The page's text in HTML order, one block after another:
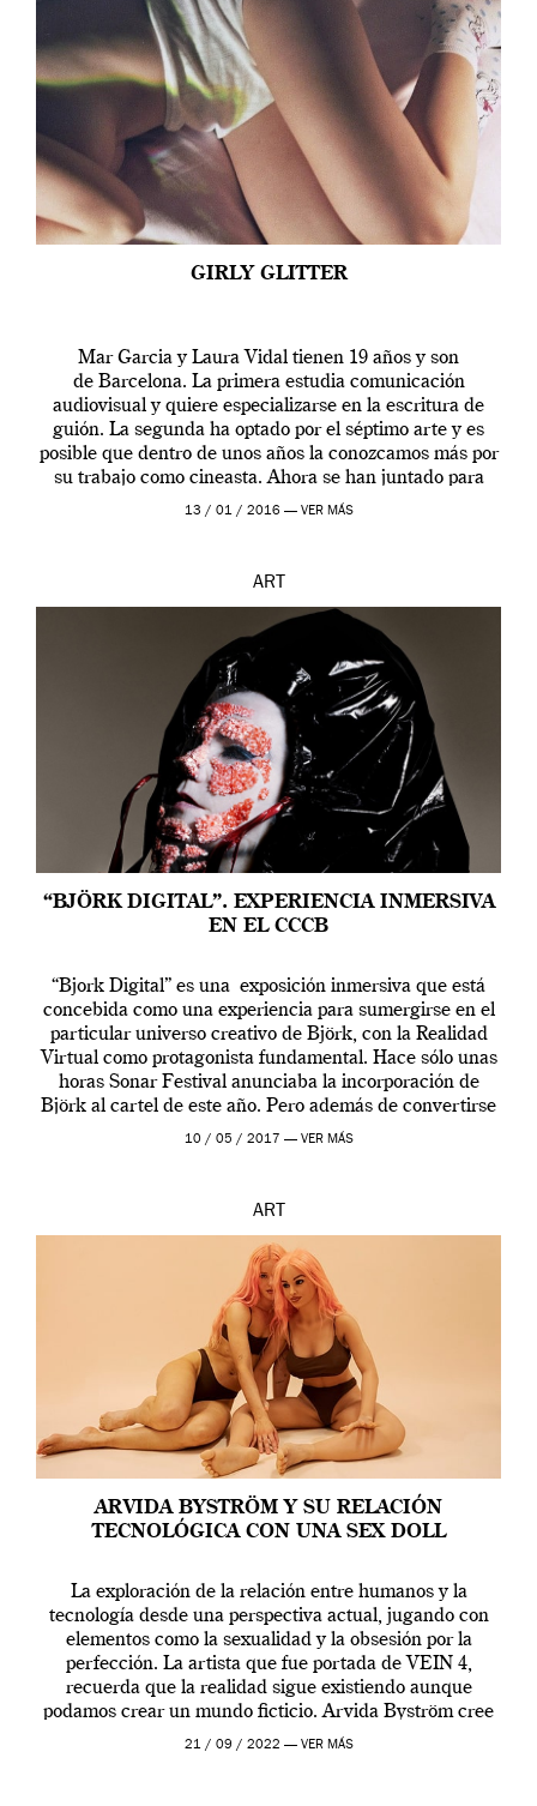
GIRLY GLITTER
Mar Garcia y Laura Vidal tienen 19 años y son
de Barcelona. La primera estudia comunicación
audiovisual y quiere especializarse en la escritura de
guión. La segunda ha optado por el séptimo arte y es
posible que dentro de unos años la conozcamos más por
su trabajo como cineasta. Ahora se han juntado para
contarnos una […]
13 / 01 / 2016 — VER MÁS
ART
“BJÖRK DIGITAL”. EXPERIENCIA INMERSIVA
EN EL CCCB
“Bjork Digital” es una exposición inmersiva que está
concebida como una experiencia para sumergirse en el
particular universo creativo de Björk, con la Realidad
Virtual como protagonista fundamental. Hace sólo unas
horas Sonar Festival anunciaba la incorporación de
Björk al cartel de este año. Pero además de convertirse
en una de las actuaciones más relevantes […]
10 / 05 / 2017 — VER MÁS
ART
ARVIDA BYSTRÖM Y SU RELACIÓN
TECNOLÓGICA CON UNA SEX DOLL
La exploración de la relación entre humanos y la
tecnología desde una perspectiva actual, jugando con
elementos como la sexualidad y la obsesión por la
perfección. La artista que fue portada de VEIN 4,
recuerda que la realidad sigue existiendo aunque
podamos crear un mundo ficticio. Arvida Byström cree
que los humanos tienen un complejo […]
21 / 09 / 2022 — VER MÁS